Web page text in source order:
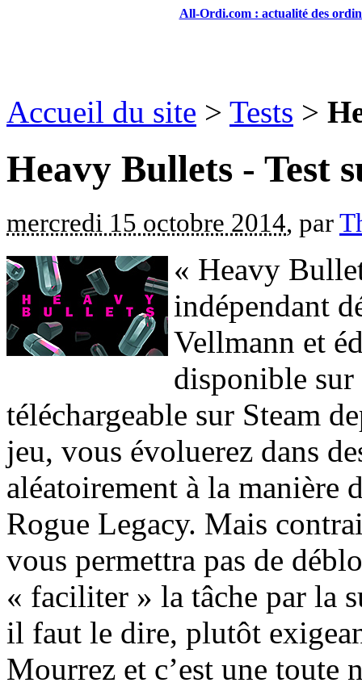
All-Ordi.com : actualité des
Accueil du site > Tests >
Heavy Bullets - Test
mercredi 15 octobre 2014, par
« Heavy
indépendant
Vellmann et
disponible
téléchargeable sur Steam
jeu, vous évoluerez dans
aléatoirement à la manière
Rogue Legacy. Mais
vous permettra pas de
« faciliter » la tâche par la
il faut le dire, plutôt
Mourrez et c’est une toute